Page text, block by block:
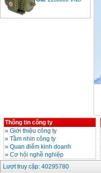
năng GBH 2-26DRE
(800W)
Giá:3980000
Máy cưa xích chạy
xăng Stihl MS661
Giá:29900000
Thông tin công ty
» Giới thiệu công ty
» Tầm nhìn công ty
» Quan điểm kinh doanh
» Cơ hội nghề nghiệp
Lượt truy cập: 40295780